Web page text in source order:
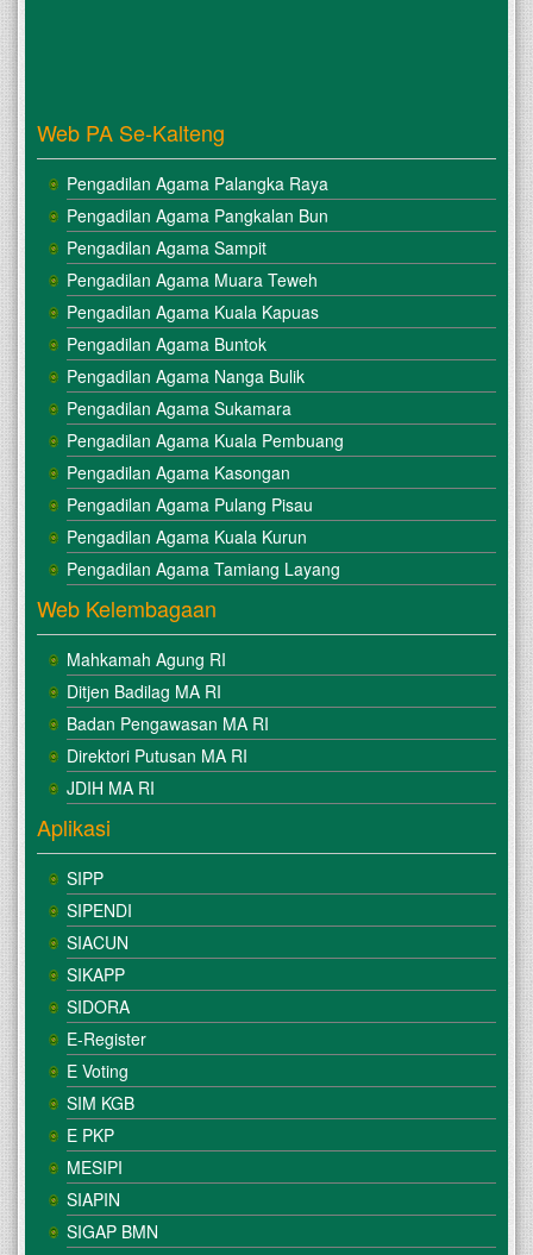
Web PA Se-Kalteng
Pengadilan Agama Palangka Raya
Pengadilan Agama Pangkalan Bun
Pengadilan Agama Sampit
Pengadilan Agama Muara Teweh
Pengadilan Agama Kuala Kapuas
Pengadilan Agama Buntok
Pengadilan Agama Nanga Bulik
Pengadilan Agama Sukamara
Pengadilan Agama Kuala Pembuang
Pengadilan Agama Kasongan
Pengadilan Agama Pulang Pisau
Pengadilan Agama Kuala Kurun
Pengadilan Agama Tamiang Layang
Web Kelembagaan
Mahkamah Agung RI
Ditjen Badilag MA RI
Badan Pengawasan MA RI
Direktori Putusan MA RI
JDIH MA RI
Aplikasi
SIPP
SIPENDI
SIACUN
SIKAPP
SIDORA
E-Register
E Voting
SIM KGB
E PKP
MESIPI
SIAPIN
SIGAP BMN